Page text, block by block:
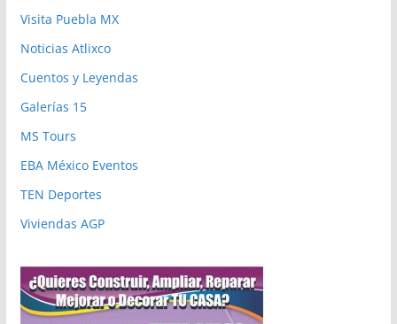
Visita Puebla MX
Noticias Atlixco
Cuentos y Leyendas
Galerías 15
MS Tours
EBA México Eventos
TEN Deportes
Viviendas AGP